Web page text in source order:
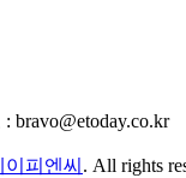
bravo@etoday.co.kr
피엔씨 . All rights